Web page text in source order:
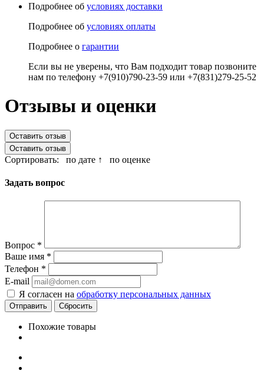
Подробнее об условиях доставки
Подробнее об условиях оплаты
Подробнее о гарантии
Если вы не уверены, что Вам подходит товар позвоните
нам по телефону +7(910)790-23-59 или +7(831)279-25-52
Отзывы и оценки
Оставить отзыв
Оставить отзыв
Сортировать: по дате ↑ по оценке
Задать вопрос
Вопрос *
Ваше имя *
Телефон *
E-mail
Я согласен на обработку персональных данных
Сбросить
Похожие товары